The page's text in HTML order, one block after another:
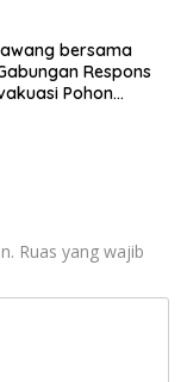
bersama
Respons
Pohon
Ruas yang wajib